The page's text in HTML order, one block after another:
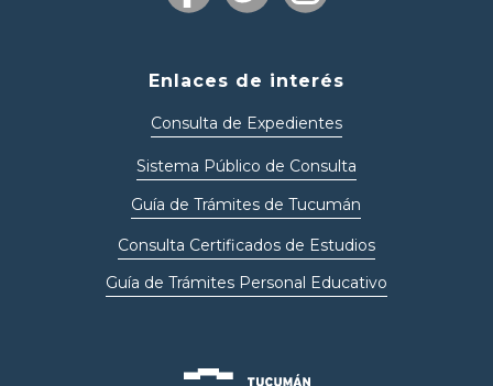
Enlaces de interés
Consulta de Expedientes
Sistema Público de Consulta
Guía de Trámites de Tucumán
Consulta Certificados de Estudios
Guía de Trámites Personal Educativo